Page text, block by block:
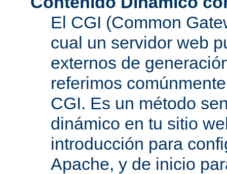
El CGI (Common
cual un servidor web
externos de
referimos
CGI. Es un método
dinámico en tu sitio
introducción para
Apache, y de inicio